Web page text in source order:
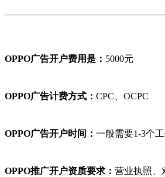
OPPO广告开户费用是： 5000元
OPPO广告计费方式： CPC、OCPC
OPPO广告开户时间： 一般需要1-3个工
OPPO推广开户资质要求： 营业执照、